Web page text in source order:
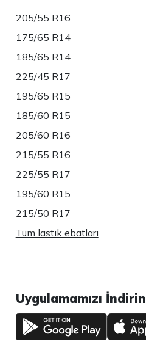
205/55 R16
175/65 R14
185/65 R14
225/45 R17
195/65 R15
185/60 R15
205/60 R16
215/55 R16
225/55 R17
195/60 R15
215/50 R17
Tüm lastik ebatları
Uygulamamızı İndirin